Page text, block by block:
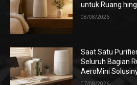
untuk Ruang
08/08/2026
Saat Satu
Seluruh Bagian
AeroMini
07/08/2026